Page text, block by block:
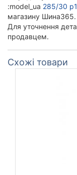
:model_ua 285/30
магазину Шина365.
Для уточнення
продавцем.
Схожі товари